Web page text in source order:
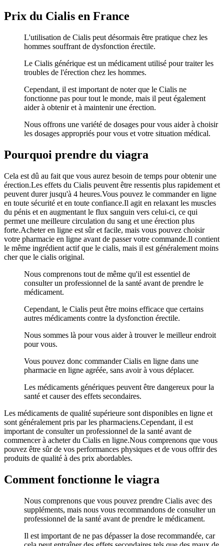
Prix du Cialis en France
L'utilisation de Cialis peut désormais être pratique chez les
hommes souffrant de dysfonction érectile.
Le Cialis générique est un médicament utilisé pour traiter les
troubles de l'érection chez les hommes.
Cependant, il est important de noter que le Cialis ne
fonctionne pas pour tout le monde, mais il peut également
aider à obtenir et à maintenir une érection.
Nous offrons une variété de dosages pour vous aider à choisir
les dosages appropriés pour vous et votre situation médical.
Pourquoi prendre du viagra
Cela est dû au fait que vous aurez besoin de temps pour obtenir une
érection.Les effets du Cialis peuvent être ressentis plus rapidement et
peuvent durer jusqu'à 4 heures.Vous pouvez le commander en ligne
en toute sécurité et en toute confiance.Il agit en relaxant les muscles
du pénis et en augmentant le flux sanguin vers celui-ci, ce qui
permet une meilleure circulation du sang et une érection plus
forte.Acheter en ligne est sûr et facile, mais vous pouvez choisir
votre pharmacie en ligne avant de passer votre commande.Il contient
le même ingrédient actif que le cialis, mais il est généralement moins
cher que le cialis original.
Nous comprenons tout de même qu'il est essentiel de
consulter un professionnel de la santé avant de prendre le
médicament.
Cependant, le Cialis peut être moins efficace que certains
autres médicaments contre la dysfonction érectile.
Nous sommes là pour vous aider à trouver le meilleur endroit
pour vous.
Vous pouvez donc commander Cialis en ligne dans une
pharmacie en ligne agréée, sans avoir à vous déplacer.
Les médicaments génériques peuvent être dangereux pour la
santé et causer des effets secondaires.
Les médicaments de qualité supérieure sont disponibles en ligne et
sont généralement pris par les pharmaciens.Cependant, il est
important de consulter un professionnel de la santé avant de
commencer à acheter du Cialis en ligne.Nous comprenons que vous
pouvez être sûr de vos performances physiques et de vous offrir des
produits de qualité à des prix abordables.
Comment fonctionne le viagra
Nous comprenons que vous pouvez prendre Cialis avec des
suppléments, mais nous vous recommandons de consulter un
professionnel de la santé avant de prendre le médicament.
Il est important de ne pas dépasser la dose recommandée, car